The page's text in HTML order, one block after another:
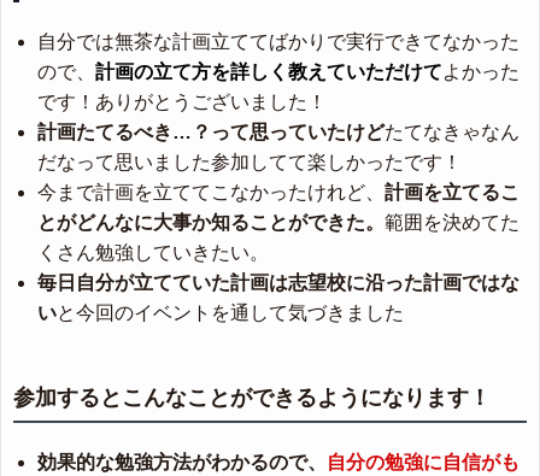
自分では無茶な計画立ててばかりで実行できてなかった
ので、 計画の立て方を詳しく教えていただけてよかった
です！ありがとうございました！
計画たてるべき…？って思っていたけどたてなきゃなん
だなって思いました参加してて楽しかったです！
今まで計画を立ててこなかったけれど、 計画を立てるこ
とがどんなに大事か知ることができた。 範囲を決めてた
くさん勉強していきたい。
毎日自分が立てていた計画は志望校に沿った計画ではな
いと今回のイベントを通して気づきました
参加するとこんなことができるようになります！
効果的な勉強方法がわかるので、
自分の勉強に自信がも